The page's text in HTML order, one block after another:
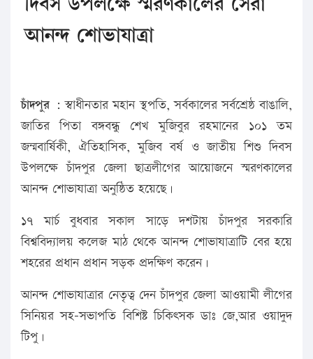
আনন্দ শোভাযাত্রা
চাঁদপুর : স্বাধীনতার মহান স্থপতি, সর্বকালের সর্বশ্রেষ্ঠ বাঙালি,
জাতির পিতা বঙ্গবন্ধু শেখ মুজিবুর রহমানের ১০১ তম
জন্মবার্ষিকী, ঐতিহাসিক, মুজিব বর্ষ ও জাতীয় শিশু দিবস
উপলক্ষে চাঁদপুর জেলা ছাত্রলীগের আয়োজনে স্মরণকালের
আনন্দ শোভাযাত্রা অনুষ্ঠিত হয়েছে।
১৭ মার্চ বুধবার সকাল সাড়ে দশটায় চাঁদপুর সরকারি
বিশ্ববিদ্যালয় কলেজ মাঠ থেকে আনন্দ শোভাযাত্রাটি বের হয়ে
শহরের প্রধান প্রধান সড়ক প্রদক্ষিণ করেন।
আনন্দ শোভাযাত্রার নেতৃত্ব দেন চাঁদপুর জেলা আওয়ামী লীগের
সিনিয়র সহ-সভাপতি বিশিষ্ট চিকিৎসক ডাঃ জে,আর ওয়াদুদ
টিপু।